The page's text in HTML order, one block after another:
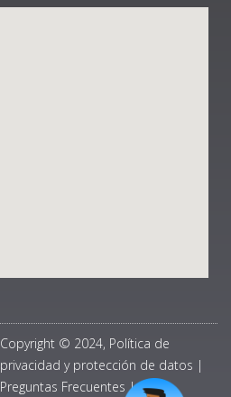
Copyright © 2024, Política de
privacidad y protección de datos |
Preguntas Frecuentes |